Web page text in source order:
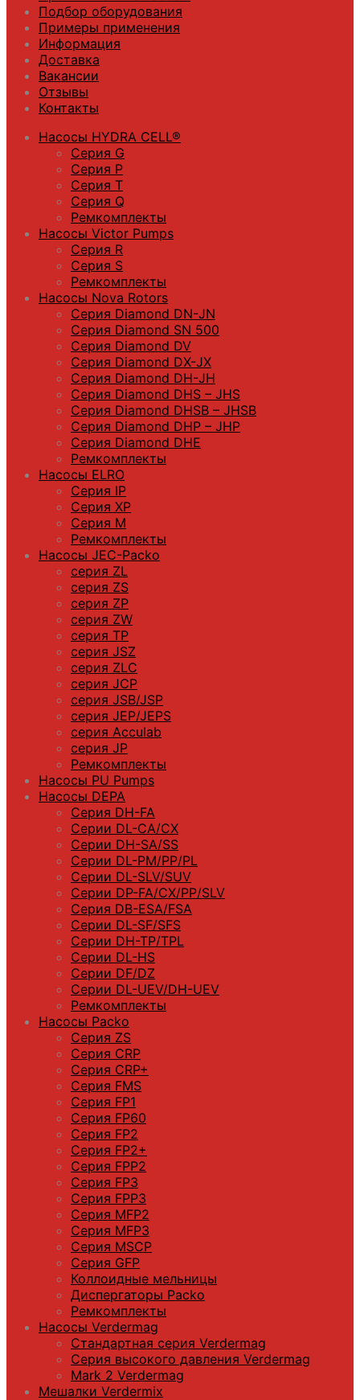
Подбор оборудования
Примеры применения
Информация
Доставка
Вакансии
Отзывы
Контакты
Насосы HYDRA CELL®
Серия G
Серия P
Серия T
Серия Q
Ремкомплекты
Насосы Victor Pumps
Серия R
Серия S
Ремкомплекты
Насосы Nova Rotors
Серия Diamond DN-JN
Серия Diamond SN 500
Серия Diamond DV
Серия Diamond DX-JX
Серия Diamond DH-JH
Серия Diamond DHS – JHS
Серия Diamond DHSB – JHSB
Серия Diamond DHP – JHP
Серия Diamond DHE
Ремкомплекты
Насосы ELRO
Серия IP
Серия XP
Серия M
Ремкомплекты
Насосы JEC-Packo
серия ZL
серия ZS
серия ZP
серия ZW
серия TP
серия JSZ
серия ZLC
серия JCP
серия JSB/JSP
серия JEP/JEPS
серия Acculab
серия JP
Ремкомплекты
Насосы PU Pumps
Насосы DEPA
Серия DH-FA
Серии DL-CA/CX
Серии DH-SA/SS
Серии DL-PM/РР/PL
Серии DL-SLV/SUV
Серии DP-FA/CX/PP/SLV
Серия DB-ЕSA/FSA
Серии DL-SF/SFS
Серии DН-ТP/ТPL
Серии DL-HS
Серии DF/DZ
Серии DL-UEV/DH-UEV
Ремкомплекты
Насосы Packo
Серия ZS
Серия CRP
Серия CRP+
Серия FMS
Серия FP1
Серия FP60
Серия FP2
Серия FP2+
Серия FPP2
Серия FP3
Серия FPP3
Серия МFP2
Серия МFP3
Серия MSCP
Серия GFP
Коллоидные мельницы
Диспергаторы Packo
Ремкомплекты
Насосы Verdermag
Стандартная серия Verdermag
Серия высокого давления Verdermag
Mark 2 Verdermag
Мешалки Verdermix